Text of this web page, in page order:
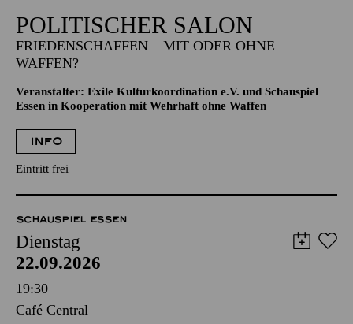
POLITISCHER SALON
FRIEDENSCHAFFEN – MIT ODER OHNE
WAFFEN?
Veranstalter: Exile Kulturkoordination e.V. und Schauspiel
Essen in Kooperation mit Wehrhaft ohne Waffen
INFO
Eintritt frei
SCHAUSPIEL ESSEN
Dienstag
22.09.2026
19:30
Café Central